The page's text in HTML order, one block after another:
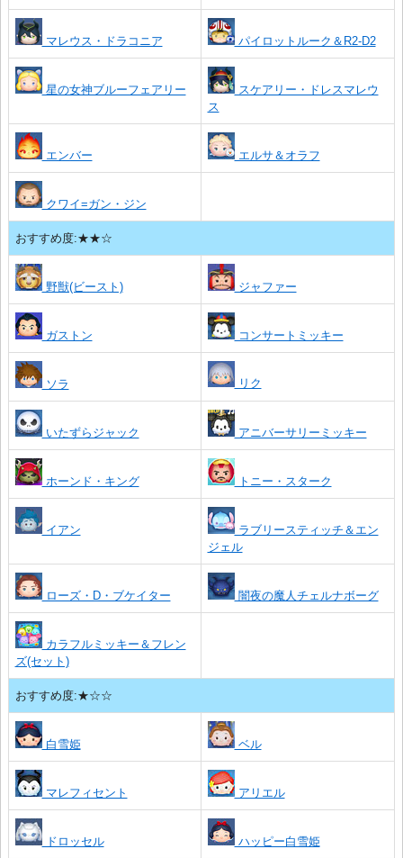
マレウス・ドラコニア パイロットルーク＆R2-D2
星の女神ブルーフェアリー
スケアリー・ドレスマレウ
ス
エンバー エルサ＆オラフ
クワイ=ガン・ジン
おすすめ度:★★☆
野獣(ビースト) ジャファー
ガストン コンサートミッキー
ソラ リク
いたずらジャック アニバーサリーミッキー
ホーンド・キング トニー・スターク
イアン
ラブリースティッチ＆エン
ジェル
ローズ・D・ブケイター 闇夜の魔人チェルナボーグ
カラフルミッキー＆フレン
ズ(セット)
おすすめ度:★☆☆
白雪姫 ベル
マレフィセント アリエル
ドロッセル ハッピー白雪姫